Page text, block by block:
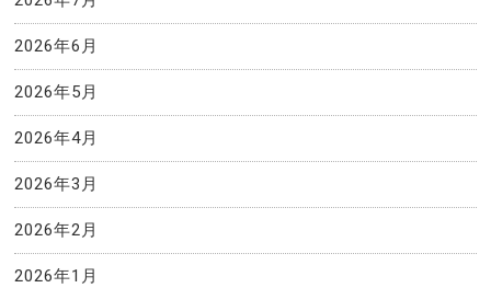
2026年6月
2026年5月
2026年4月
2026年3月
2026年2月
2026年1月